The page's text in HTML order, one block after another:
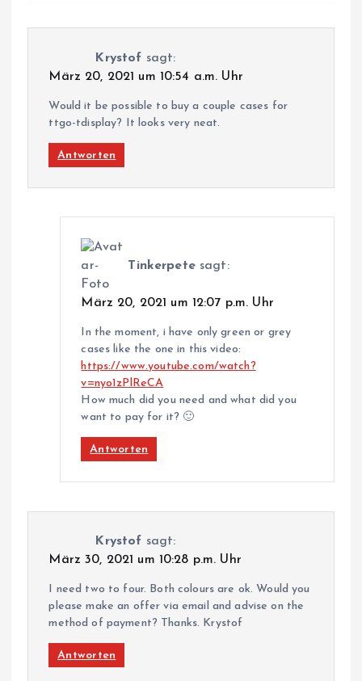
Krystof sagt:
März 20, 2021 um 10:54 a.m. Uhr
Would it be possible to buy a couple cases for
ttgo-tdisplay? It looks very neat.
Antworten
Tinkerpete sagt:
März 20, 2021 um 12:07 p.m. Uhr
In the moment, i have only green or grey
cases like the one in this video:
https://www.youtube.com/watch?
v=nyo1zPlReCA
How much did you need and what did you
want to pay for it? 🙂
Antworten
Krystof sagt:
März 30, 2021 um 10:28 p.m. Uhr
I need two to four. Both colours are ok. Would you
please make an offer via email and advise on the
method of payment? Thanks. Krystof
Antworten